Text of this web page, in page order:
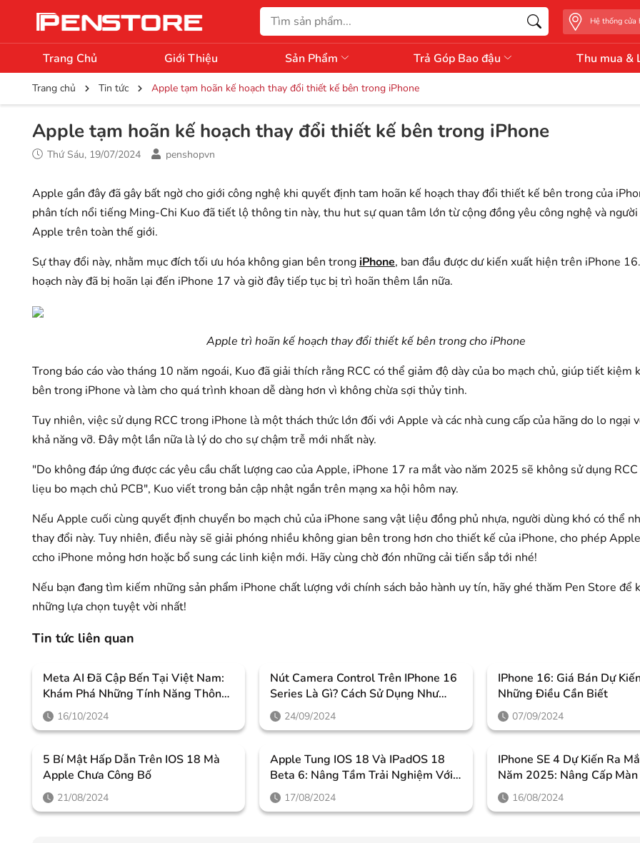
Hệ thống cửa
Trang Chủ Giới Thiệu Sản Phẩm Trả Góp Bao đậu Thu mua &
Trang chủ Tin tức Apple tạm hoãn kế hoạch thay đổi thiết kế bên trong iPhone
Apple tạm hoãn kế hoạch thay đổi thiết kế bên trong iPhone
Thứ Sáu, 19/07/2024 penshopvn
Apple gần đây đã gây bất ngờ cho giới công nghệ khi quyết định tam hoãn kế hoạch thay đổi thiết kế bên trong của
phân tích nổi tiếng Ming-Chi Kuo đã tiết lộ thông tin này, thu hut sự quan tâm lớn từ cộng đồng yêu công nghệ và
Apple trên toàn thế giới.
Sự thay đổi này, nhằm mục đích tối ưu hóa không gian bên trongiPhone, ban đầu được dư kiến xuất hiện trên iPhone
hoạch này đã bị hoãn lại đến iPhone 17 và giờ đây tiếp tục bị trì hoãn thêm lần nữa.
Apple trì hoãn kế hoạch thay đổi thiết kế bên trong cho iPhone
Trong báo cáo vào tháng 10 năm ngoái, Kuo đã giải thích rằng RCC có thể giảm độ dày của bo mạch chủ, giúp tiết kiệm
bên trong iPhone và làm cho quá trình khoan dễ dàng hơn vì không chừa sợi thủy tinh.
Tuy nhiên, việc sử dụng RCC trong iPhone là một thách thức lớn đối với Apple và các nhà cung cấp của hãng do lo ngại
khả năng vỡ. Đây một lần nữa là lý do cho sự chậm trễ mới nhất này.
"Do không đáp ứng được các yêu cầu chất lượng cao của Apple, iPhone 17 ra mắt vào năm 2025 sẽ không sử dụng
liẹu bo mạch chủ PCB", Kuo viết trong bản cập nhật ngắn trên mạng xa hội hôm nay.
Nếu Apple cuối cùng quyết định chuyển bo mạch chủ của iPhone sang vật liệu đồng phủ nhựa, người dùng khó có thể
thay đổi này. Tuy nhiên, điều này sẽ giải phóng nhiều không gian bên trong hơn cho thiết kế của iPhone, cho phép
ccho iPhone mỏng hơn hoặc bổ sung các linh kiện mới. Hãy cùng chờ đón những cải tiến sắp tới nhé!
Nếu bạn đang tìm kiếm những sản phẩm iPhone chất lượng với chính sách bảo hành uy tín, hãy ghé thăm Pen Store để
những lựa chọn tuyệt vời nhất!
Tin tức liên quan
Meta AI Đã Cập Bến Tại Việt Nam:
Khám Phá Những Tính Năng Thông
Minh Giúp Người Dùng Nâng Tầm
Trải Nghiệm
16/10/2024
Nút Camera Control Trên IPhone 16
Series Là Gì? Cách Sử Dụng Như
Thế Nào?
24/09/2024
IPhone 16: Giá Bán Dự
Những Điều Cần Biết
07/09/2024
5 Bí Mật Hấp Dẫn Trên IOS 18 Mà
Apple Chưa Công Bố
21/08/2024
Apple Tung IOS 18 Và IPadOS 18
Beta 6: Nâng Tầm Trải Nghiệm Với
Loạt Tính Năng Đột Phá Mới
17/08/2024
IPhone SE 4 Dự Kiến Ra
Năm 2025: Nâng Cấp
OLED Và Tích Hợp Apple
Intelligence
16/08/2024